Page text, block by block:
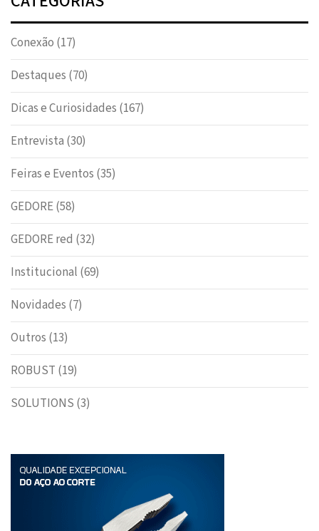
Conexão (17)
Destaques (70)
Dicas e Curiosidades (167)
Entrevista (30)
Feiras e Eventos (35)
GEDORE(58)
GEDORE red (32)
Institucional (69)
Novidades (7)
Outros (13)
ROBUST (19)
SOLUTIONS (3)